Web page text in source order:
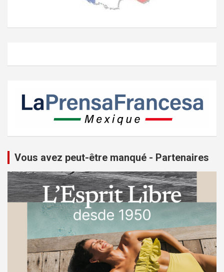
Vous avez peut-être manqué - Partenaires